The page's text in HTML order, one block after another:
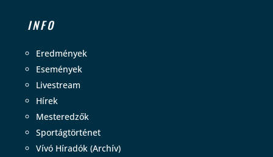
INFO
Eredmények
Események
Livestream
Hírek
Mesteredzők
Sportágtörténet
Vívó Híradók (Archív)